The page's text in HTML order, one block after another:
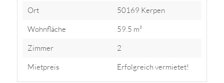
Ort
50169 Kerpen
Wohnfläche
59.5 m²
Zimmer
2
Mietpreis
Erfolgreich vermietet!